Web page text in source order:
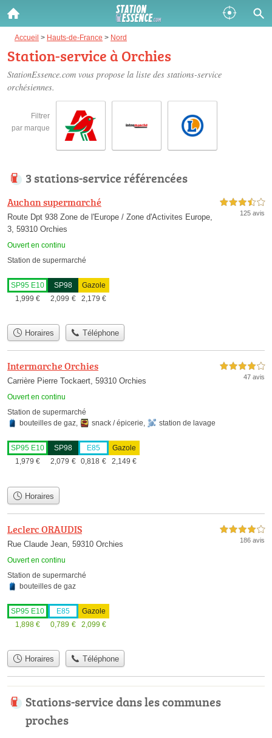
Accueil > Hauts-de-France > Nord
Station-service à Orchies
StationEssence.com vous propose la liste des stations-service
orchésiennes.
Filtrer
par marque
3 stations-service référencées
Auchan supermarché
Route Dpt 938 Zone de l'Europe / Zone d'Activites Europe,
3, 59310 Orchies
Ouvert en continu
3,5 étoiles sur 5
125 avis
Station de supermarché
SP95 E10
1,999 €
SP98
2,099 €
Gazole
2,179 €
Horaires Téléphone
Intermarche Orchies
Carrière Pierre Tockaert, 59310 Orchies
Ouvert en continu
4,0 étoiles sur 5
47 avis
Station de supermarché
bouteilles de gaz, snack / épicerie, station de lavage
SP95 E10
1,979 €
SP98
2,079 €
E85
0,818 €
Gazole
2,149 €
Horaires
Leclerc ORAUDIS
Rue Claude Jean, 59310 Orchies
Ouvert en continu
4,0 étoiles sur 5
186 avis
Station de supermarché
bouteilles de gaz
SP95 E10
1,898 €
E85
0,789 €
Gazole
2,099 €
Horaires Téléphone
Stations-service dans les communes
proches
Gazole :
Disponible
SP 98 :
Disponible